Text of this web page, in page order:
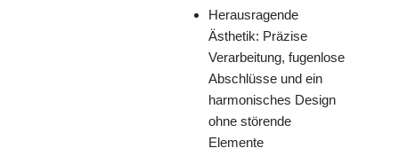
Herausragende
Ästhetik: Präzise
Verarbeitung, fugenlose
Abschlüsse und ein
harmonisches Design
ohne störende
Elemente